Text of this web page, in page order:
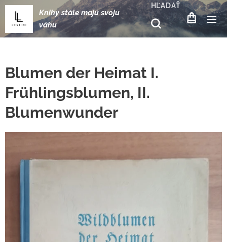
Knihy stále majú svoju
váhu
HĽADAŤ
Blumen der Heimat I.
Frühlingsblumen, II.
Blumenwunder